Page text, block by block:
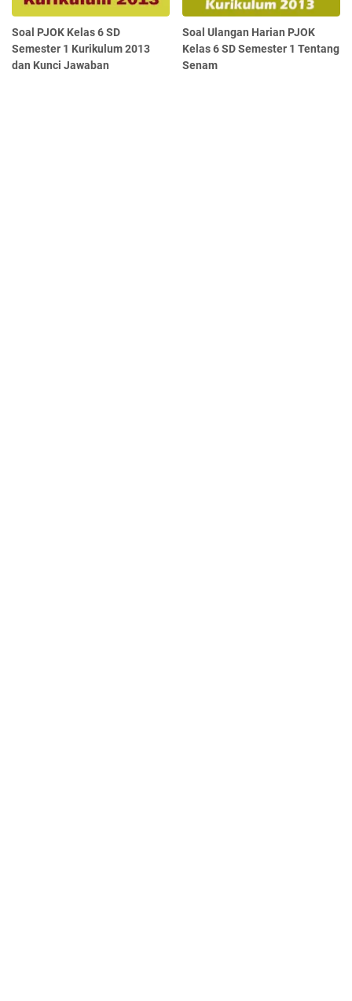
Soal PJOK Kelas 6 SD
Semester 1 Kurikulum 2013
dan Kunci Jawaban
Soal Ulangan Harian PJOK
Kelas 6 SD Semester 1 Tentang
Senam